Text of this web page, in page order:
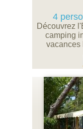
4
Découvrez
camping
vacances